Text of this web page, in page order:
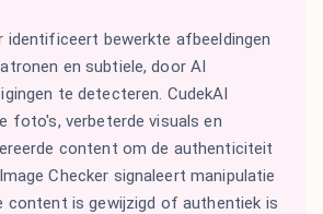
identificeert bewerkte afbeeldingen
en subtiele, door AI
te detecteren. CudekAI
foto's, verbeterde visuals en
content om de authenticiteit
Checker signaleert manipulatie
content is gewijzigd of authentiek is